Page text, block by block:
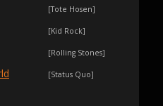
[Tote Hosen]
[Kid Rock]
[Rolling Stones]
[Status Quo]